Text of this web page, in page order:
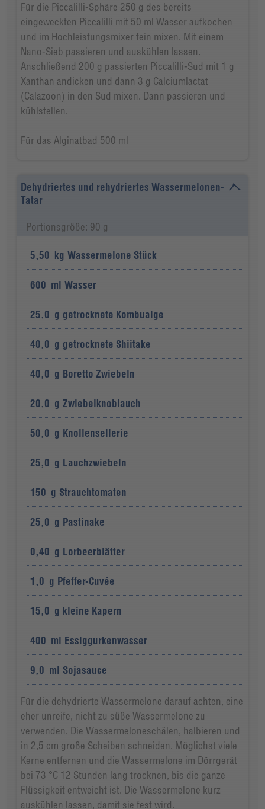
Für die Piccalilli-Sphäre 250 g des bereits
eingeweckten Piccalilli mit 50 ml Wasser aufkochen
und im Hochleistungsmixer fein mixen. Mit einem
Nano-Sieb passieren und auskühlen lassen.
Anschließend 200 g passierten Piccalilli-Sud mit 1 g
Xanthan andicken und dann 3 g Calciumlactat
(Calazoon) in den Sud mixen. Dann passieren und
kühlstellen.
Für das Alginatbad 500 ml
Dehydriertes und rehydriertes Wassermelonen-
Tatar
Portionsgröße: 90 g
5,50 kg Wassermelone Stück
600 ml Wasser
25,0 g getrocknete Kombualge
40,0 g getrocknete Shiitake
40,0 g Boretto Zwiebeln
20,0 g Zwiebelknoblauch
50,0 g Knollensellerie
25,0 g Lauchzwiebeln
150 g Strauchtomaten
25,0 g Pastinake
0,40 g Lorbeerblätter
1,0 g Pfeffer-Cuvée
15,0 g kleine Kapern
400 ml Essiggurkenwasser
9,0 ml Sojasauce
Für die dehydrierte Wassermelone darauf achten, eine
eher unreife, nicht zu süße Wassermelone zu
verwenden. Die Wassermeloneschälen, halbieren und
in 2,5 cm große Scheiben schneiden. Möglichst viele
Kerne entfernen und die Wassermelone im Dörrgerät
bei 73 °C 12 Stunden lang trocknen, bis die ganze
Flüssigkeit entweicht ist. Die Wassermelone kurz
auskühlen lassen, damit sie fest wird.